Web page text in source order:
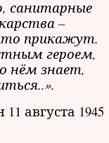
санитарные
–
прикажут.
героем,
нём знает,
августа 1945